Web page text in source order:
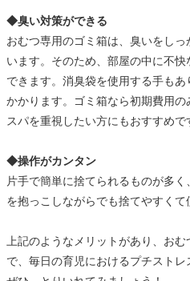
◆臭い対策ができる
おむつ専用のゴミ箱は、臭いをし
います。そのため、部屋の中に不
できます。消臭袋を使用する手も
かかります。ゴミ箱なら初期費用
スパを重視したい方にもおすすめで
◆操作がカンタン
片手で簡単に捨てられるものが多
を抱っこしながらでも捨てやすくて
上記のようなメリットがあり、お
で、毎日の育児におけるプチストレ